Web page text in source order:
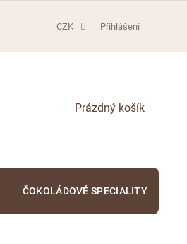
CZK Přihlášení
NÁKUPNÍ
ČOKOLÁDOVÉ SPECIALITY